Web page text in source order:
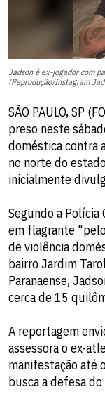
Jadson é ex-jogador com
(Reprodução/Instagram
SÃO PAULO, SP
preso neste
doméstica contra
no norte do
inicialmente
Segundo a
em flagrante
de violência
bairro Jardim
Paranaense,
cerca de 15
A reportagem
assessora o ex-
manifestação até
busca a defesa